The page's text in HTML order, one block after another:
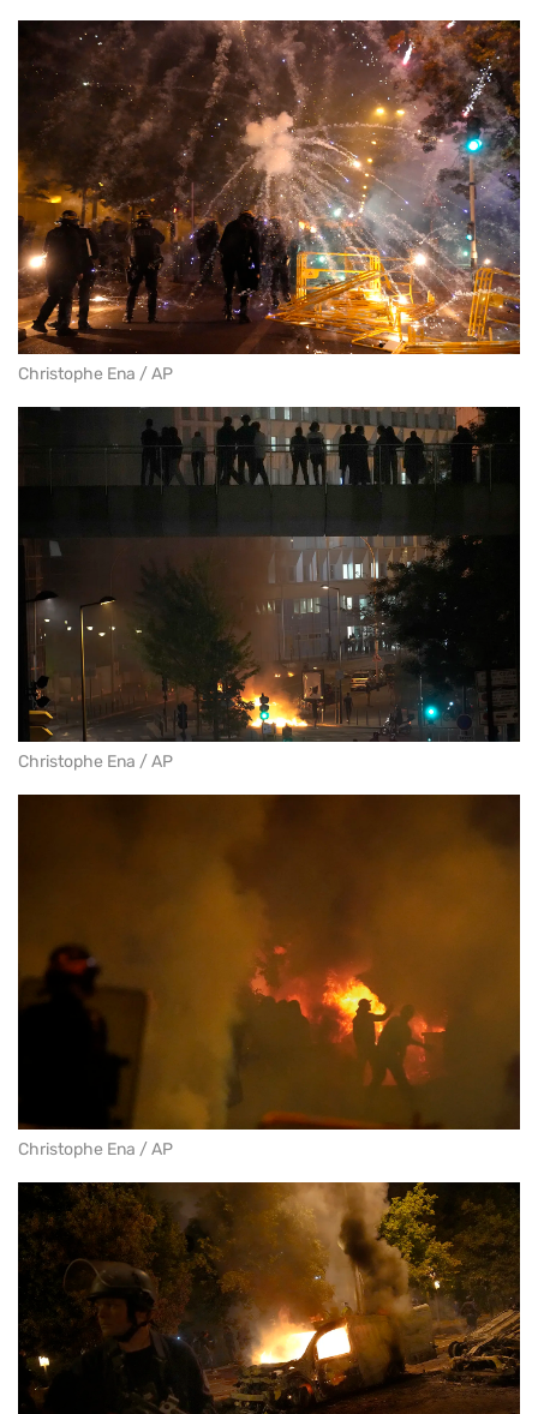
Christophe Ena / AP
Christophe Ena / AP
Christophe Ena / AP